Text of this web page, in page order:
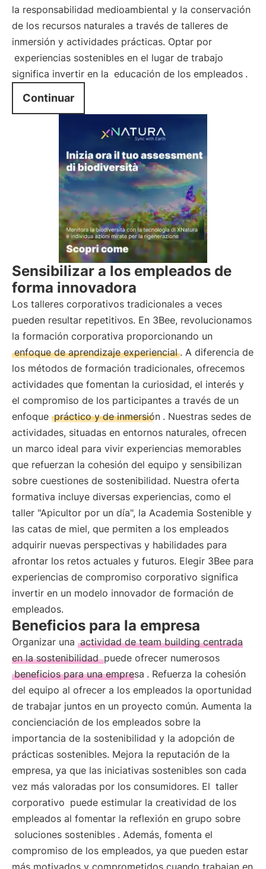
la responsabilidad medioambiental y la conservación
de los recursos naturales a través de talleres de
inmersión y actividades prácticas. Optar por
experiencias sostenibles en el lugar de trabajo
significa invertir en la educación de los empleados .
Continuar
Sensibilizar a los empleados de
forma innovadora
Los talleres corporativos tradicionales a veces
pueden resultar repetitivos. En 3Bee, revolucionamos
la formación corporativa proporcionando un
enfoque de aprendizaje experiencial . A diferencia de
los métodos de formación tradicionales, ofrecemos
actividades que fomentan la curiosidad, el interés y
el compromiso de los participantes a través de un
enfoque práctico y de inmersión . Nuestras sedes de
actividades, situadas en entornos naturales, ofrecen
un marco ideal para vivir experiencias memorables
que refuerzan la cohesión del equipo y sensibilizan
sobre cuestiones de sostenibilidad. Nuestra oferta
formativa incluye diversas experiencias, como el
taller "Apicultor por un día", la Academia Sostenible y
las catas de miel, que permiten a los empleados
adquirir nuevas perspectivas y habilidades para
afrontar los retos actuales y futuros. Elegir 3Bee para
experiencias de compromiso corporativo significa
invertir en un modelo innovador de formación de
empleados.
Beneficios para la empresa
Organizar una actividad de team building centrada
en la sostenibilidad puede ofrecer numerosos
beneficios para una empresa . Refuerza la cohesión
del equipo al ofrecer a los empleados la oportunidad
de trabajar juntos en un proyecto común. Aumenta la
concienciación de los empleados sobre la
importancia de la sostenibilidad y la adopción de
prácticas sostenibles. Mejora la reputación de la
empresa, ya que las iniciativas sostenibles son cada
vez más valoradas por los consumidores. El taller
corporativo puede estimular la creatividad de los
empleados al fomentar la reflexión en grupo sobre
soluciones sostenibles . Además, fomenta el
compromiso de los empleados, ya que pueden estar
más motivados y comprometidos cuando trabajan en